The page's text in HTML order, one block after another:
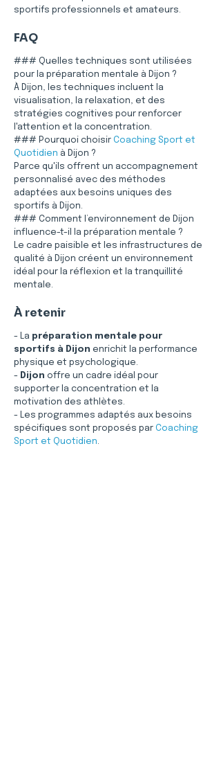
sportifs professionnels et amateurs.
FAQ
### Quelles techniques sont utilisées
pour la préparation mentale à Dijon ?
À Dijon, les techniques incluent la
visualisation, la relaxation, et des
stratégies cognitives pour renforcer
l'attention et la concentration.
### Pourquoi choisir Coaching Sport et
Quotidien à Dijon ?
Parce qu'ils offrent un accompagnement
personnalisé avec des méthodes
adaptées aux besoins uniques des
sportifs à Dijon.
### Comment l’environnement de Dijon
influence-t-il la préparation mentale ?
Le cadre paisible et les infrastructures de
qualité à Dijon créent un environnement
idéal pour la réflexion et la tranquillité
mentale.
À retenir
- La préparation mentale pour
sportifs à Dijon enrichit la performance
physique et psychologique.
- Dijon offre un cadre idéal pour
supporter la concentration et la
motivation des athlètes.
- Les programmes adaptés aux besoins
spécifiques sont proposés par Coaching
Sport et Quotidien.